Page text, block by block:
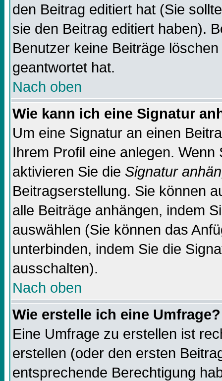
den Beitrag editiert hat (Sie
sie den Beitrag editiert haben).
Benutzer keine Beiträge
geantwortet hat.
Nach oben
Wie kann ich eine Signatur
Um eine Signatur an einen
Ihrem Profil eine anlegen.
aktivieren Sie die Signatur
Beitragserstellung. Sie können
alle Beiträge anhängen, indem
auswählen (Sie können das
unterbinden, indem Sie die
ausschalten).
Nach oben
Wie erstelle ich eine Umfrage?
Eine Umfrage zu erstellen ist
erstellen (oder den ersten
entsprechende Berechtigung